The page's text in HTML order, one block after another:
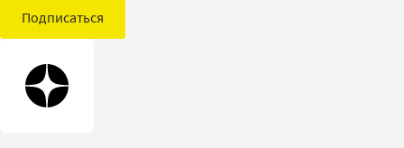
Подписаться